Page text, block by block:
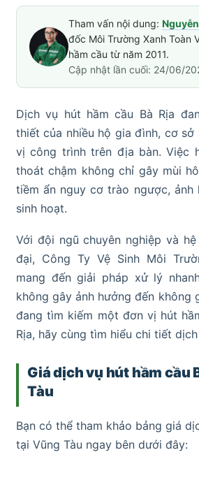
Tham vấn nội dung:
đốc Môi Trường Xanh Toàn
hầm cầu từ năm 2011.
Cập nhật lần cuối: 24/06/
Dịch vụ hút hầm cầu Bà Rịa
thiết của nhiều hộ gia đình, cơ sở
vị công trình trên địa bàn. Việc
thoát chậm không chỉ gây mùi
tiềm ẩn nguy cơ trào ngược, ảnh
sinh hoạt.
Với đội ngũ chuyên nghiệp và
đại, Công Ty Vệ Sinh Môi
mang đến giải pháp xử lý
không gây ảnh hưởng đến không
đang tìm kiếm một đơn vị hút
Rịa, hãy cùng tìm hiểu chi tiết
Giá dịch vụ hút hầm cầu
Tàu
Bạn có thể tham khảo bảng giá
tại Vũng Tàu ngay bên dưới đây: